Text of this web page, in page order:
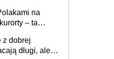
na
– ta
po cichu
z dobrej
długi, ale